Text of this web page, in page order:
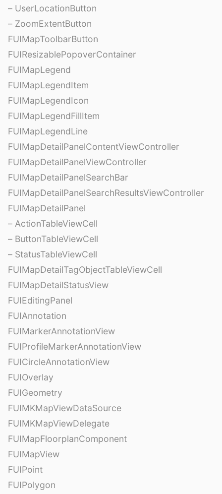
– UserLocationButton
– ZoomExtentButton
FUIMapToolbarButton
FUIResizablePopoverContainer
FUIMapLegend
FUIMapLegendItem
FUIMapLegendIcon
FUIMapLegendFillItem
FUIMapLegendLine
FUIMapDetailPanelContentViewController
FUIMapDetailPanelViewController
FUIMapDetailPanelSearchBar
FUIMapDetailPanelSearchResultsViewController
FUIMapDetailPanel
– ActionTableViewCell
– ButtonTableViewCell
– StatusTableViewCell
FUIMapDetailTagObjectTableViewCell
FUIMapDetailStatusView
FUIEditingPanel
FUIAnnotation
FUIMarkerAnnotationView
FUIProfileMarkerAnnotationView
FUICircleAnnotationView
FUIOverlay
FUIGeometry
FUIMKMapViewDataSource
FUIMKMapViewDelegate
FUIMapFloorplanComponent
FUIMapView
FUIPoint
FUIPolygon